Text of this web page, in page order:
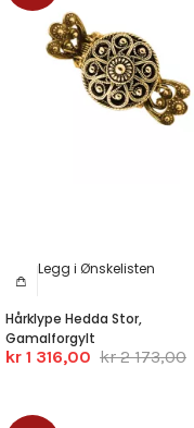
Legg i Ønskelisten
Hårklype Hedda Stor,
Gamalforgylt
kr 1 316,00 kr 2 173,00